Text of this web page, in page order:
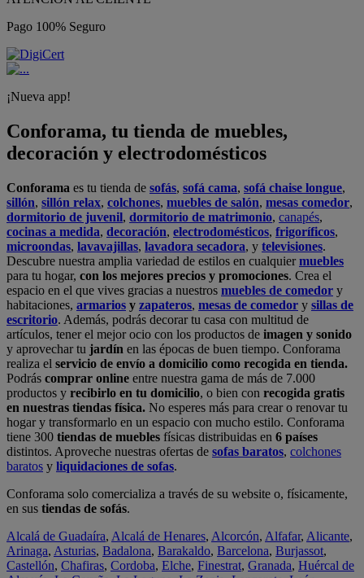
Pago 100% Seguro
¡Nueva app!
Conforama, tu tienda de muebles,
decoración y electrodomésticos
Conforama es tu tienda de sofás, sofá cama, sofá chaise longue,
sillón, sillón relax, colchones, muebles de salón, mesas comedor,
dormitorio de juvenil, dormitorio de matrimonio, canapés,
cocinas a medida, decoración, electrodomésticos, frigoríficos,
microondas, lavavajillas, lavadora secadora, y televisiones.
Descubre nuestra amplia variedad de estilos en cualquiermuebles
para tu hogar, con los mejores precios y promociones. Crea el
espacio en el que vives gracias a nuestros muebles de comedor y
habitaciones, armarios y zapateros, mesas de comedor y sillas de
escritorio. Además, podrás decorar tu casa con multitud de
artículos, tener el mejor ocio con los productos de imagen y sonido
y aprovechar tu jardín en las épocas de buen tiempo. Conforama
realiza el servicio de envío a domicilio como recogida en tienda.
Podrás comprar online entre nuestra gama de más de 7.000
productos y recibirlo en tu domicilio, o bien con recogida gratis
en nuestras tiendas física. No esperes más para crear o renovar tu
hogar y transformarlo en un espacio con mucho estilo. Conforama
tiene 300 tiendas de muebles físicas distribuidas en 6 países
distintos. Aproveche nuestras ofertas de sofas baratos, colchones
baratos y liquidaciones de sofas.
Conforama solo comercializa a través de su website o, físicamente,
en sus tiendas de sofás.
Alcalá de Guadaíra, Alcalá de Henares, Alcorcón, Alfafar, Alicante,
Arinaga, Asturias, Badalona, Barakaldo, Barcelona, Burjassot,
Castellón, Chafiras, Cordoba, Elche, Finestrat, Granada, Huércal de